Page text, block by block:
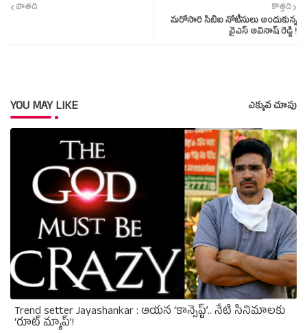
tsap
కొత్తది
మరోసారి సిబిఐ నోటీసులు అందుకున్న
వైఎస్‌ అవినాష్‌ రెడ్డి !
పాతది
YOU MAY LIKE ఎక్కువ చూపు
Trend setter Jayashankar : ఆయన ‘కాన్సెప్ట్’.. నేటి సినిమాలకు
‘రూట్ మ్యాప్’!